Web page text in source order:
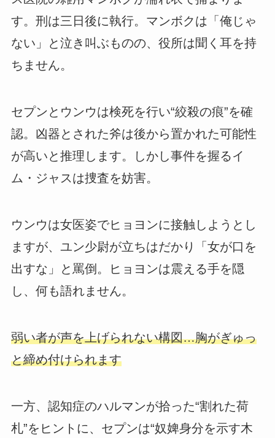
す。刑は三日後に執行。マンボクは「俺じゃ
ない」と泣き叫ぶものの、役所は聞く耳を持
ちません。
セプンとウンウは検死を行い“絞殺の痕”を確
認。凶器とされた斧は後から置かれた可能性
が高いと推理します。しかし事件を握るイ
ム・ジャスは捜査を妨害。
ウンウは女医姿でヒョヨンに接触しようとし
ますが、ユン少尉が立ちはだかり「女が口を
出すな」と罵倒。ヒョヨンは震える手を隠
し、何も語れません。
弱い者が声を上げられない構図…胸がぎゅっ
と締め付けられます
一方、認知症のハルマンが拾った“割れた荷
札”をヒントに、セプンは“奴婢身分を示す木